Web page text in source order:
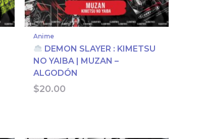
Anime
DEMON SLAYER : KIMETSU
NO YAIBA | MUZAN –
ALGODÓN
$20.00